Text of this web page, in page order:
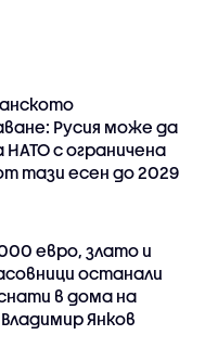
Русия може да
с ограничена
тази есен до 2029
евро, злато и
останали
в дома на
Янков